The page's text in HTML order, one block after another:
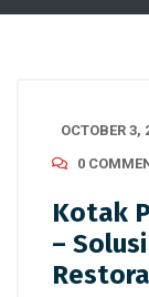
OCTOBER 3,
0
Kotak
–